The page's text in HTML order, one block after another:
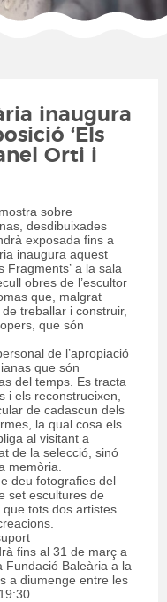
inaugura
‘Els
Orti i
sobre
desdibuixades
exposada fins a
inaugura aquest
Fragments’ a la sala
obres de l’escultor
que, malgrat
treballar i construir,
que són
de l’apropiació
que són
del temps. Es tracta
i els reconstrueixen,
de cadascun dels
la qual cosa els
al visitant a
de la selecció, sinó
memòria.
deu fotografies del
set escultures de
tots dos artistes
fins al 31 de març a
Fundació Baleària a la
a diumenge entre les